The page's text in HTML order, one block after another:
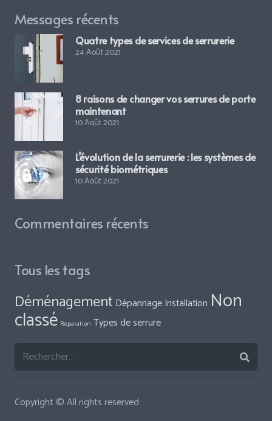
Messages récents
Quatre types de services de serrurerie
24 Août 2021
8 raisons de changer vos serrures de porte
maintenant
10 Août 2021
L’évolution de la serrurerie : les systèmes de
sécurité biométriques
10 Août 2021
Commentaires récents
Tous les tags
Déménagement Dépannage Installation Non
classé Réparation Types de serrure
Rechercher :
Copyright © All rights reserved